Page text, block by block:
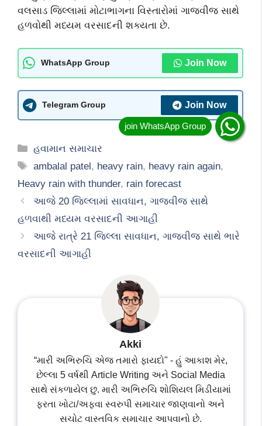
વલસાડ જિલ્લામાં મોટાભાગના વિસ્તારોમાં ગાજવીજ સાથે
હળવોથી મધ્યમ વરસાદની શક્યતા છે.
WhatsApp Group Join Now
Telegram Group Join Now
Categories
હવામાન સમાચાર
Tags
ambalal patel, heavy rain, heavy rain again,
Heavy rain with thunder, rain forecast
આજે 20 જિલ્લામાં સાવધાન, ગાજવીજ સાથે
હળવાથી મધ્યમ વરસાદની આગાહી
આજે રાત્રે 21 જિલ્લા સાવધાન, ગાજવીજ સાથે ભારે
વરસાદની આગાહી
Akki
“મારી અભિરુચિ એજ તમારો ફાયદો" - હું આકાશ મેર,
છેલ્લા 5 વર્ષથી Article Writing અને Social Media
સાથે સંકળાયેલ છુ. મારી અભિરુચિ શોશિયલ મિડીયામાં
ફરતા ખોટા/અફવા સ્વરુપી સમાચાર જાણવાનો અને
સચોટ વાસ્તવિક સમાચાર આપવાનો છે.